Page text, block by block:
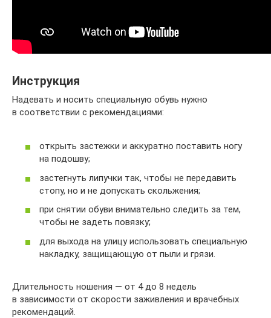
Инструкция
Надевать и носить специальную обувь нужно
в соответствии с рекомендациями:
открыть застежки и аккуратно поставить ногу
на подошву;
застегнуть липучки так, чтобы не передавить
стопу, но и не допускать скольжения;
при снятии обуви внимательно следить за тем,
чтобы не задеть повязку;
для выхода на улицу использовать специальную
накладку, защищающую от пыли и грязи.
Длительность ношения — от 4 до 8 недель
в зависимости от скорости заживления и врачебных
рекомендаций.